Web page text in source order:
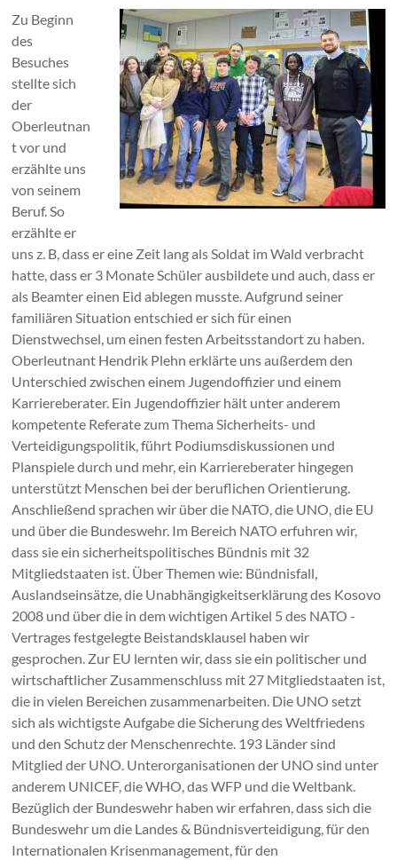
Zu Beginn
des
Besuches
stellte sich
der
Oberleutnan
t vor und
erzählte uns
von seinem
Beruf. So
erzählte er
uns z. B, dass er eine Zeit lang als Soldat im Wald verbracht
hatte, dass er 3 Monate Schüler ausbildete und auch, dass er
als Beamter einen Eid ablegen musste. Aufgrund seiner
familiären Situation entschied er sich für einen
Dienstwechsel, um einen festen Arbeitsstandort zu haben.
Oberleutnant Hendrik Plehn erklärte uns außerdem den
Unterschied zwischen einem Jugendoffizier und einem
Karriereberater. Ein Jugendoffizier hält unter anderem
kompetente Referate zum Thema Sicherheits- und
Verteidigungspolitik, führt Podiumsdiskussionen und
Planspiele durch und mehr, ein Karriereberater hingegen
unterstützt Menschen bei der beruflichen Orientierung.
Anschließend sprachen wir über die NATO, die UNO, die EU
und über die Bundeswehr. Im Bereich NATO erfuhren wir,
dass sie ein sicherheitspolitisches Bündnis mit 32
Mitgliedstaaten ist. Über Themen wie: Bündnisfall,
Auslandseinsätze, die Unabhängigkeitserklärung des Kosovo
2008 und über die in dem wichtigen Artikel 5 des NATO -
Vertrages festgelegte Beistandsklausel haben wir
gesprochen. Zur EU lernten wir, dass sie ein politischer und
wirtschaftlicher Zusammenschluss mit 27 Mitgliedstaaten ist,
die in vielen Bereichen zusammenarbeiten. Die UNO setzt
sich als wichtigste Aufgabe die Sicherung des Weltfriedens
und den Schutz der Menschenrechte. 193 Länder sind
Mitglied der UNO. Unterorganisationen der UNO sind unter
anderem UNICEF, die WHO, das WFP und die Weltbank.
Bezüglich der Bundeswehr haben wir erfahren, dass sich die
Bundeswehr um die Landes & Bündnisverteidigung, für den
Internationalen Krisenmanagement, für den